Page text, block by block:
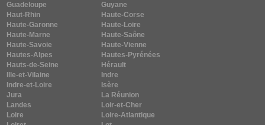
Guadeloupe
Guyane
Haut-Rhin
Haute-Corse
Haute-Garonne
Haute-Loire
Haute-Marne
Haute-Saône
Haute-Savoie
Haute-Vienne
Hautes-Alpes
Hautes-Pyrénées
Hauts-de-Seine
Hérault
Ille-et-Vilaine
Indre
Indre-et-Loire
Isère
Jura
La Réunion
Landes
Loir-et-Cher
Loire
Loire-Atlantique